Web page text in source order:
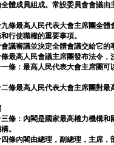
體成員組成。常設委員會會議由
條最高人民代表大會主席團全體
行使職權的重要事項。
議審議並決定全體會議交給它的
最高人民會議主席團發布法令，
條：最高人民代表大會主席團可
條最高人民代表大會主席團對最
條：內閣是國家最高權力機構和
。
條內閣由總理，副總理，主席，